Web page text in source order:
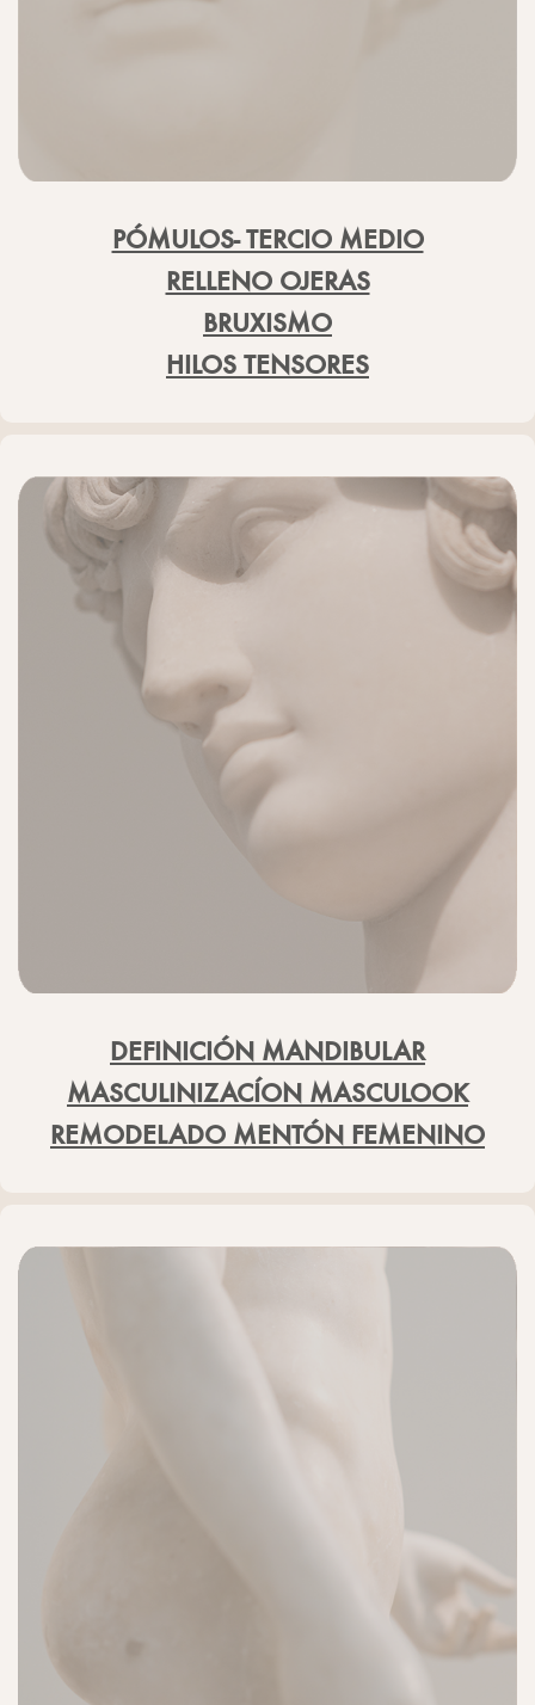
PÓMULOS- TERCIO MEDIO
RELLENO OJERAS
BRUXISMO
HILOS TENSORES
DEFINICIÓN MANDIBULAR
MASCULINIZACÍON MASCULOOK
REMODELADO MENTÓN FEMENINO